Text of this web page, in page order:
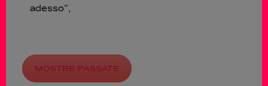
adesso”,
MOSTRE PASSATE